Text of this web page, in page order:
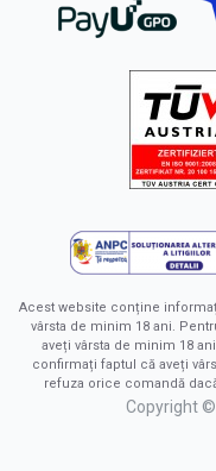
Acest website conține
vârsta de minim 18 ani.
aveți vârsta de minim 18
confirmați faptul că aveți
refuza orice comandă
Copyright